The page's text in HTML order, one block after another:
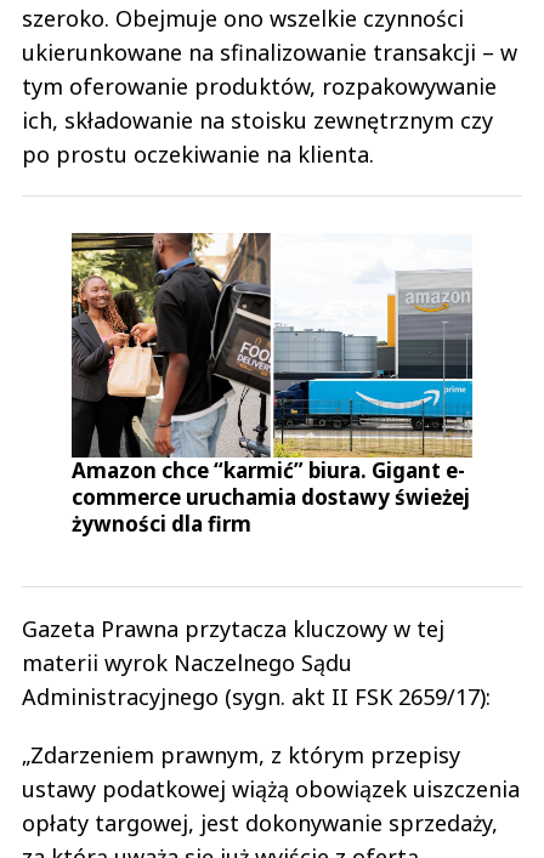
szeroko. Obejmuje ono wszelkie czynności
ukierunkowane na sfinalizowanie transakcji – w
tym oferowanie produktów, rozpakowywanie
ich, składowanie na stoisku zewnętrznym czy
po prostu oczekiwanie na klienta.
Amazon chce “karmić” biura. Gigant e-
commerce uruchamia dostawy świeżej
żywności dla firm
Gazeta Prawna przytacza kluczowy w tej
materii wyrok Naczelnego Sądu
Administracyjnego (sygn. akt II FSK 2659/17):
„Zdarzeniem prawnym, z którym przepisy
ustawy podatkowej wiążą obowiązek uiszczenia
opłaty targowej, jest dokonywanie sprzedaży,